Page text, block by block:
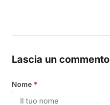
Lascia un commento
Nome *